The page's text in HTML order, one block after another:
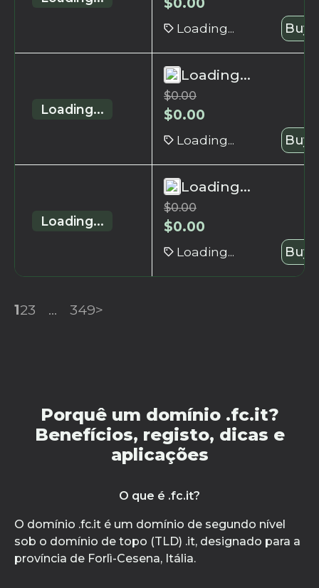
Loading... Buy
Loading...
Loading...
$0.00
$0.00
Loading... Buy
Loading...
Loading...
$0.00
$0.00
Loading... Buy
123 ... 349>
Porquê um domínio .fc.it?
Benefícios, registo, dicas e
aplicações
O que é .fc.it?
O domínio .fc.it é um domínio de segundo nível
sob o domínio de topo (TLD) .it, designado para a
província de Forlì-Cesena, Itália.